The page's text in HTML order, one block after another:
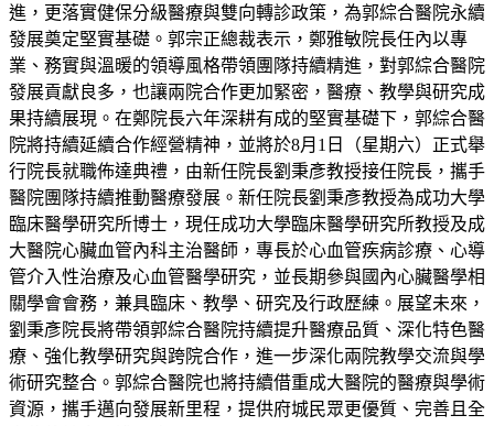
進，更落實健保分級醫療與雙向轉診政策，為郭綜合醫院永續
發展奠定堅實基礎。郭宗正總裁表示，鄭雅敏院長任內以專
業、務實與溫暖的領導風格帶領團隊持續精進，對郭綜合醫院
發展貢獻良多，也讓兩院合作更加緊密，醫療、教學與研究成
果持續展現。在鄭院長六年深耕有成的堅實基礎下，郭綜合醫
院將持續延續合作經營精神，並將於8月1日（星期六）正式舉
行院長就職佈達典禮，由新任院長劉秉彥教授接任院長，攜手
醫院團隊持續推動醫療發展。新任院長劉秉彥教授為成功大學
臨床醫學研究所博士，現任成功大學臨床醫學研究所教授及成
大醫院心臟血管內科主治醫師，專長於心血管疾病診療、心導
管介入性治療及心血管醫學研究，並長期參與國內心臟醫學相
關學會會務，兼具臨床、教學、研究及行政歷練。展望未來，
劉秉彥院長將帶領郭綜合醫院持續提升醫療品質、深化特色醫
療、強化教學研究與跨院合作，進一步深化兩院教學交流與學
術研究整合。郭綜合醫院也將持續借重成大醫院的醫療與學術
資源，攜手邁向發展新里程，提供府城民眾更優質、完善且全